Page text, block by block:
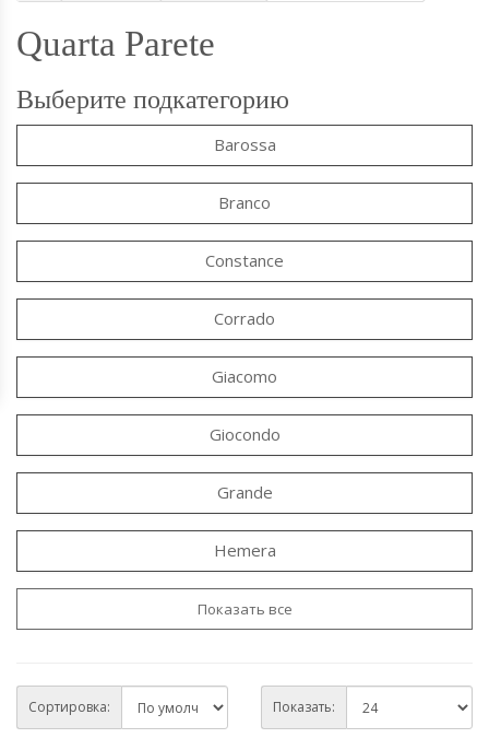
Quarta Parete
Выберите подкатегорию
Barossa
Branco
Constance
Corrado
Giacomo
Giocondo
Grande
Hemera
Показать все
Сортировка: Показать: